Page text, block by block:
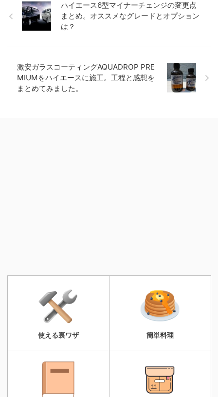
ハイエース6型マイナーチェンジの変更点
まとめ。オススメなグレードとオプション
は？
激安ガラスコーティングAQUADROP PRE
MIUMをハイエースに施工。工程と感想を
まとめてみました。
使える裏ワザ 簡単料理